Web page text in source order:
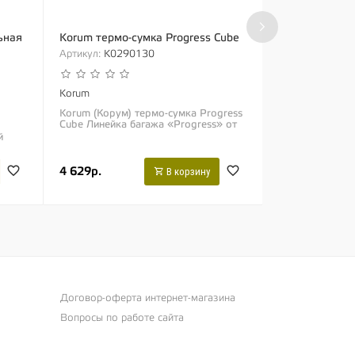
Korum термо-сумка Progress Cube
Артикул:K0290130
Korum
Korum (Корум) термо-сумка Progress
Cube Линейка багажа «Progress» от
4 629р. В корзину
›
Договор-оферта интернет-магазина
Вопросы по работе сайта